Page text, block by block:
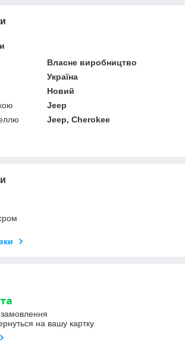
Власне виробництво
Україна
Новий
Jeep
Jeep, Cherokee
на вашу картку